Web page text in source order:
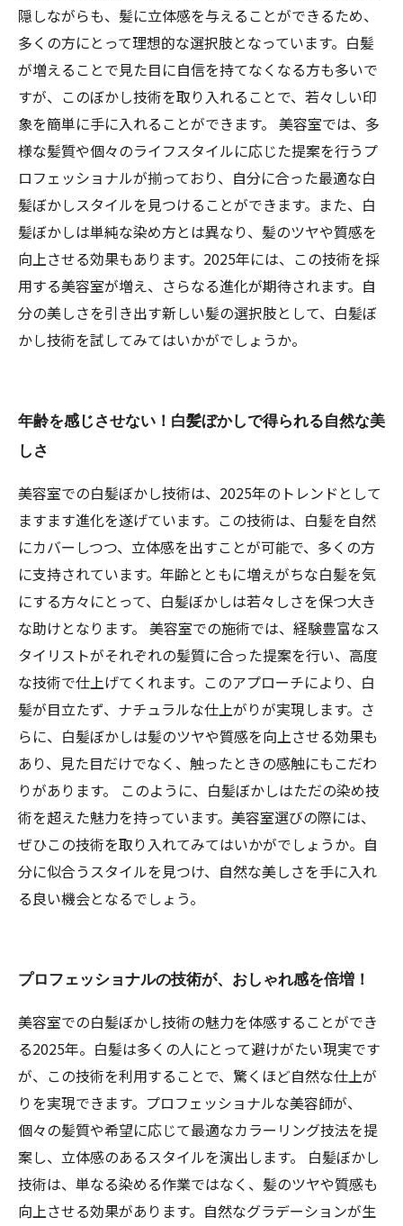
隠しながらも、髪に立体感を与えることができるため、
多くの方にとって理想的な選択肢となっています。白髪
が増えることで見た目に自信を持てなくなる方も多いで
すが、このぼかし技術を取り入れることで、若々しい印
象を簡単に手に入れることができます。 美容室では、多
様な髪質や個々のライフスタイルに応じた提案を行うプ
ロフェッショナルが揃っており、自分に合った最適な白
髪ぼかしスタイルを見つけることができます。また、白
髪ぼかしは単純な染め方とは異なり、髪のツヤや質感を
向上させる効果もあります。2025年には、この技術を採
用する美容室が増え、さらなる進化が期待されます。自
分の美しさを引き出す新しい髪の選択肢として、白髪ぼ
かし技術を試してみてはいかがでしょうか。
年齢を感じさせない！白髪ぼかしで得られる自然な美
しさ
美容室での白髪ぼかし技術は、2025年のトレンドとして
ますます進化を遂げています。この技術は、白髪を自然
にカバーしつつ、立体感を出すことが可能で、多くの方
に支持されています。年齢とともに増えがちな白髪を気
にする方々にとって、白髪ぼかしは若々しさを保つ大き
な助けとなります。 美容室での施術では、経験豊富なス
タイリストがそれぞれの髪質に合った提案を行い、高度
な技術で仕上げてくれます。このアプローチにより、白
髪が目立たず、ナチュラルな仕上がりが実現します。さ
らに、白髪ぼかしは髪のツヤや質感を向上させる効果も
あり、見た目だけでなく、触ったときの感触にもこだわ
りがあります。 このように、白髪ぼかしはただの染め技
術を超えた魅力を持っています。美容室選びの際には、
ぜひこの技術を取り入れてみてはいかがでしょうか。自
分に似合うスタイルを見つけ、自然な美しさを手に入れ
る良い機会となるでしょう。
プロフェッショナルの技術が、おしゃれ感を倍増！
美容室での白髪ぼかし技術の魅力を体感することができ
る2025年。白髪は多くの人にとって避けがたい現実です
が、この技術を利用することで、驚くほど自然な仕上が
りを実現できます。プロフェッショナルな美容師が、
個々の髪質や希望に応じて最適なカラーリング技法を提
案し、立体感のあるスタイルを演出します。 白髪ぼかし
技術は、単なる染める作業ではなく、髪のツヤや質感も
向上させる効果があります。自然なグラデーションが生